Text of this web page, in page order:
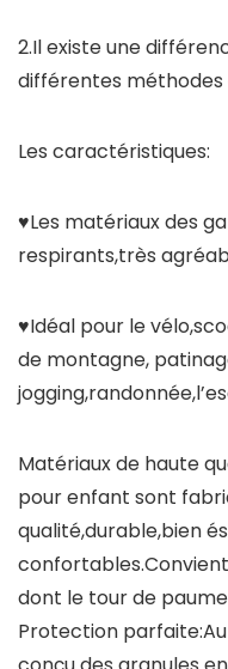
2.Il existe une
différentes méthodes
Les caractéristiques:
♥Les matériaux des
respirants,très
♥Idéal pour le
de montagne,
Matériaux de haute
pour enfant sont
qualité,durable,bien
dont le tour de paume
Protection